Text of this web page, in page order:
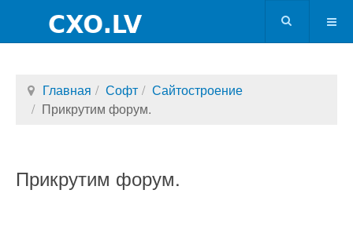
Главная Софт
Сайтостроение
Прикрутим форум.
Прикрутим форум.